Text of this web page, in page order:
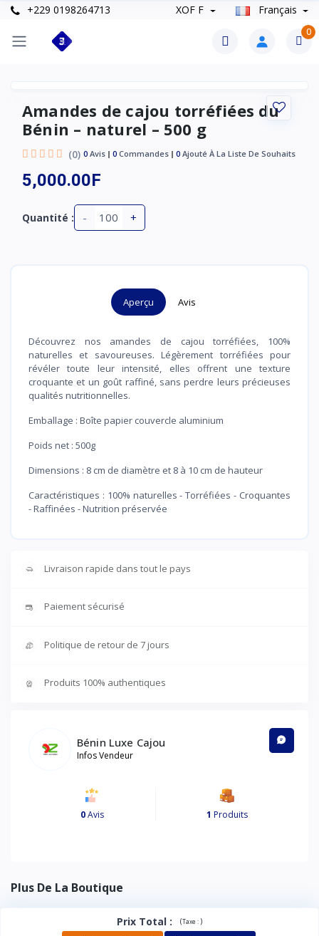
+229 0198264713 XOF F Français
0
Amandes de cajou torréfiées du
Bénin – naturel – 500 g
(0) 0 Avis 0 Commandes 0 Ajouté À La Liste De Souhaits
5,000.00F
Quantité : - +
Aperçu Avis
Découvrez nos amandes de cajou torréfiées, 100%
naturelles et savoureuses. Légèrement torréfiées pour
révéler toute leur intensité, elles offrent une texture
croquante et un goût raffiné, sans perdre leurs précieuses
qualités nutritionnelles.
Emballage : Boîte papier couvercle aluminium
Poids net : 500g
Dimensions : 8 cm de diamètre et 8 à 10 cm de hauteur
Caractéristiques : 100% naturelles - Torréfiées - Croquantes
- Raffinées - Nutrition préservée
Livraison rapide dans tout le pays
Paiement sécurisé
Politique de retour de 7 jours
Produits 100% authentiques
Bénin Luxe Cajou
Infos Vendeur
0Avis 1 Produits
Plus De La Boutique
Prix Total : (Taxe :)